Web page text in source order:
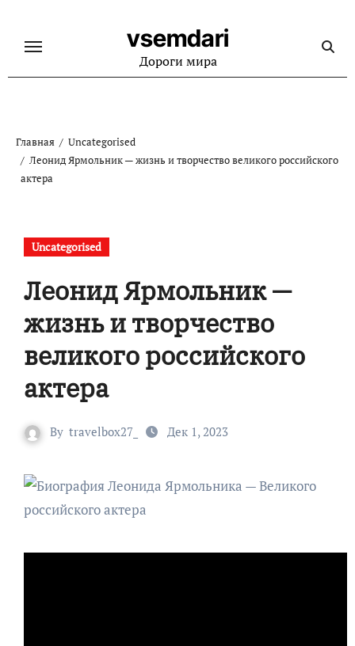
содержанию
vsemdari
Дороги мира
Главная
Uncategorised
Леонид Ярмольник — жизнь и творчество великого российского
актера
Uncategorised
Леонид Ярмольник —
жизнь и творчество
великого российского
актера
By travelbox27_ Дек 1, 2023